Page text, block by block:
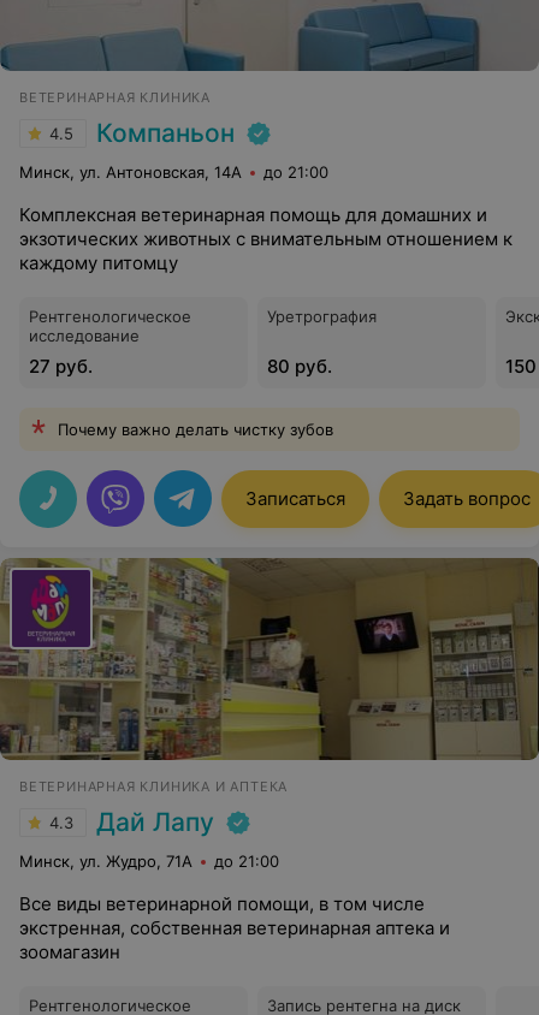
ВЕТЕРИНАРНАЯ КЛИНИКА
4.5 Компаньон
Минск, ул. Антоновская, 14А до 21:00
Комплексная ветеринарная помощь для домашних и
экзотических животных с внимательным отношением к
каждому питомцу
Рентгенологическое
исследование
27 руб.
Уретрография
80 руб.
Почему важно делать чистку зубов
Записаться Задать вопрос
ВЕТЕРИНАРНАЯ КЛИНИКА И АПТЕКА
4.3 Дай Лапу
Минск, ул. Жудро, 71А до 21:00
Все виды ветеринарной помощи, в том числе
экстренная, собственная ветеринарная аптека и
зоомагазин
Рентгенологическое
Запись рентегна на диск